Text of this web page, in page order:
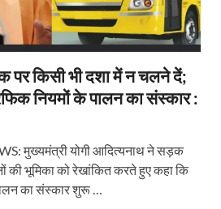
किसी भी दशा में न चलने दें;
नियमों के पालन का संस्कार :
मुख्यमंत्री योगी आदित्यनाथ ने सड़क
की भूमिका को रेखांकित करते हुए कहा कि
का संस्कार शुरू …